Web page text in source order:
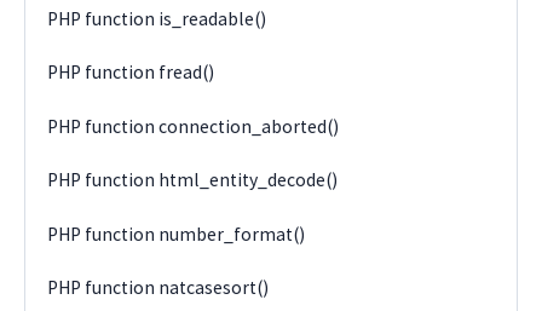
PHP function is_readable()
PHP function fread()
PHP function connection_aborted()
PHP function html_entity_decode()
PHP function number_format()
PHP function natcasesort()